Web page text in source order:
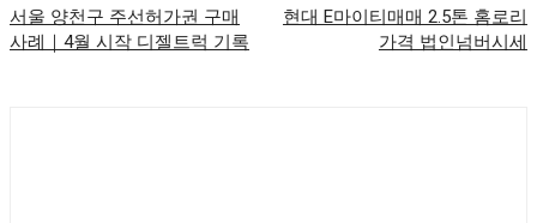
서울 양천구 주선허가권 구매
사례｜4월 시작 디젤트럭 기록
현대 E마이티매매 2.5톤 홈로리
가격 법인넘버시세